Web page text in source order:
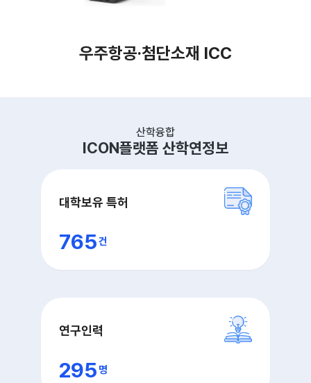
우주항공·첨단소재 ICC
산학융합
ICON플랫폼 산학연정보
대학보유 특허
765건
연구인력
295 명